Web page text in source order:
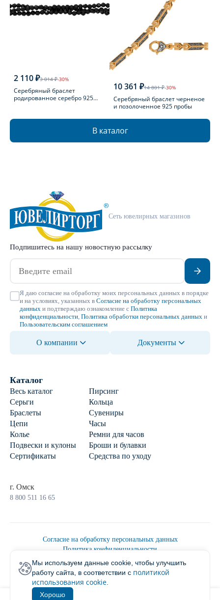
2 110 ₽3 014 ₽-30%
Серебряный браслет
родированное серебро 925
10 361 ₽14 801 ₽-30%
Серебряный браслет черненое
и позолоченное 925 пробы
В каталог
Сеть ювелирных магазинов
Подпишитесь на нашу новостную рассылку
Я даю согласие на обработку моих персональных данных в порядке
и на условиях, указанных в Согласие на обработку персональных
данных и подтверждаю ознакомление с Политика
конфиденциальности, Политика обработки персональных данных и
Пользовательским соглашением
О компании Документы
Каталог
Весь каталог
Пирсинг
Серьги
Кольца
Браслеты
Сувениры
Цепи
Часы
Колье
Ремни для часов
Подвески и кулоны
Броши и булавки
Сертификаты
Средства по уходу
г. Омск
8 800 511 16 65
Согласие на обработку персональных данных
Политика конфиденциальности
Политика обработки персональных данных
Пользовательским соглашением
2026 © Ювелирторг
Мы используем данные cookie, чтобы улучшить
работу сайта, в соответствии с политикой
использования cookie
Хорошо